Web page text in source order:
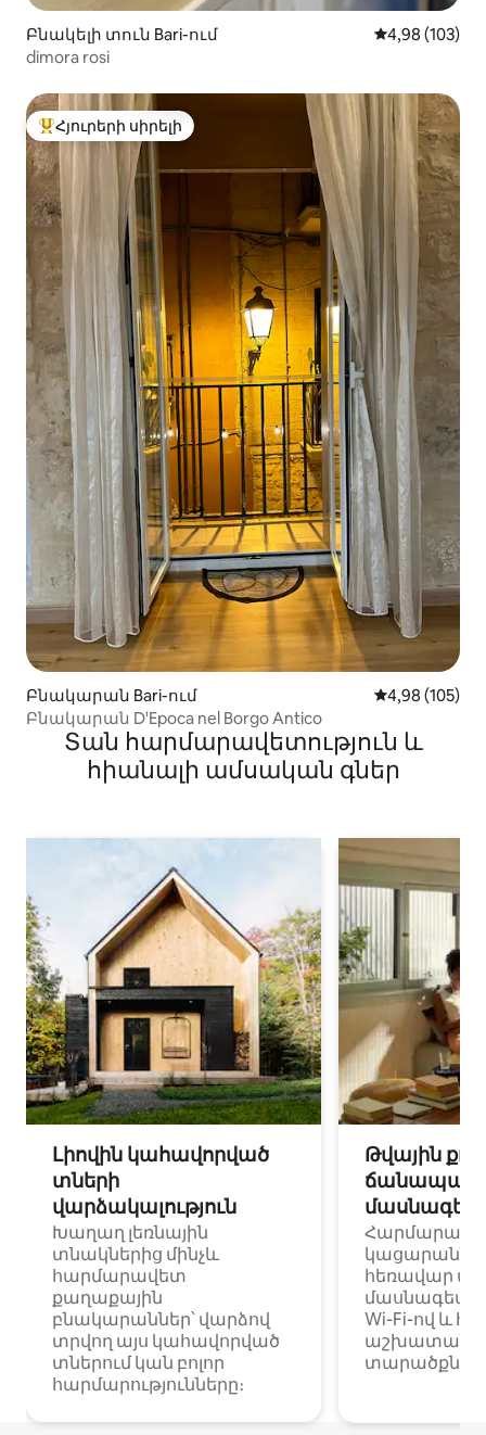
Բնակելի տուն Bari-ում Միջին
4,98 (103)
dimora rosi
Հյուրերի սիրելի լավագույն տները
Հյուրերի սիրելի
Բնակարան Bari-ում Միջին
4,98 (105)
Բնակարան D'Epoca nel Borgo Antico
Տան հարմարավետություն և
հիանալի ամսական գներ
Լիովին կահավորված
տների
վարձակալություն
Խաղաղ լեռնային
տնակներից մինչև
հարմարավետ
քաղաքային
բնակարաններ՝ վարձով
տրվող այս կահավորված
տներում կան բոլոր
հարմարությունները։
Թվային
հեռավար
Wi-Fi-ով և